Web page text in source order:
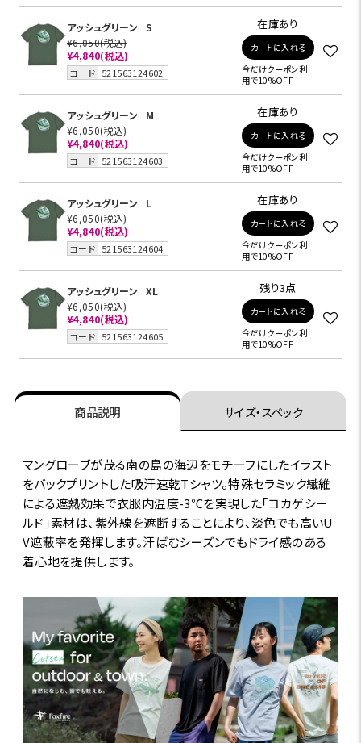
アッシュグリーン S
¥6,050(税込)
¥4,840(税込)
コード 521563124602
在庫あり
カートに入れる
今だけクーポン利
用で10%OFF
アッシュグリーン
M
¥6,050(税込)
¥4,840(税込)
コード 521563124603
在庫あり
カートに入れる
今だけクーポン利
用で10%OFF
アッシュグリーン
L
¥6,050(税込)
¥4,840(税込)
コード 521563124604
在庫あり
カートに入れる
今だけクーポン利
用で10%OFF
アッシュグリーン XL
¥6,050(税込)
¥4,840(税込)
コード 521563124605
残り3点
カートに入れる
今だけクーポン利
用で10%OFF
商品説明 サイズ・スペック
マングローブが茂る南の島の海辺をモチーフにしたイラスト
をバックプリントした吸汗速乾Tシャツ。特殊セラミック繊維
による遮熱効果で衣服内温度-3℃を実現した｢コカゲシー
ルド｣素材は、紫外線を遮断することにより、淡色でも高いU
V遮蔽率を発揮します。汗ばむシーズンでもドライ感のある
着心地を提供します。